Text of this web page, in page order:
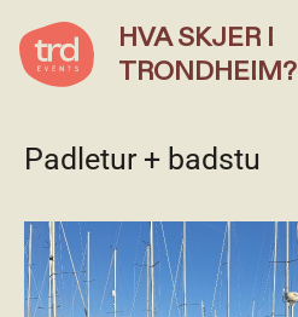
HVA SKJER I
TRONDHEIM?
Padletur + badstu